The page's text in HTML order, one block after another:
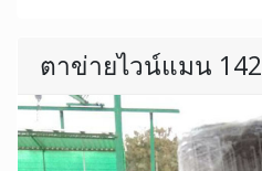
ตาข่ายไวน์แมน 142